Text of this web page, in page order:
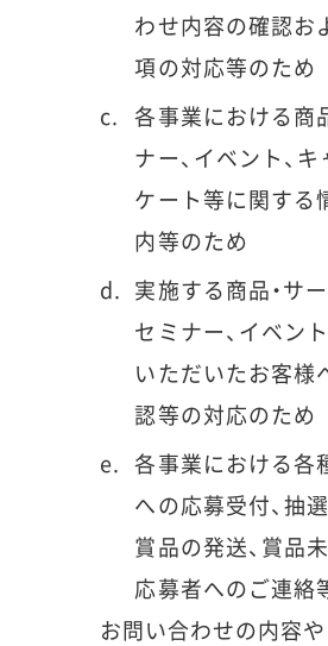
わせ内容の確認お
項の対応等のため
各事業における商
ナー、イベント、
ケート等に関する
内等のため
実施する商品・サ
セミナー、イベン
いただいたお客様
認等の対応のため
各事業における各
への応募受付、抽
賞品の発送、賞品
応募者へのご連絡
お問い合わせの内容